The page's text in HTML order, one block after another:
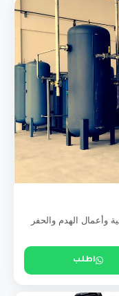
وأعمال الهدم والحفر
اطلب